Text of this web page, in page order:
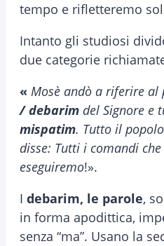
tempo e rifletteremo
Intanto gli studiosi
due categorie
« Mosè andò a riferire al
/ debarim del Signore e
mispatim. Tutto il
disse: Tutti i comandi
eseguiremo!».
I debarim, le parole,
in forma apodittica,
senza “ma”. Usano la